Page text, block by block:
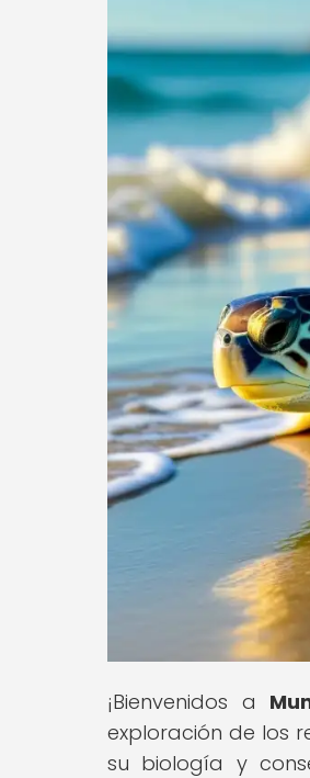
¡Bienvenidos a
exploración de los
su biología y